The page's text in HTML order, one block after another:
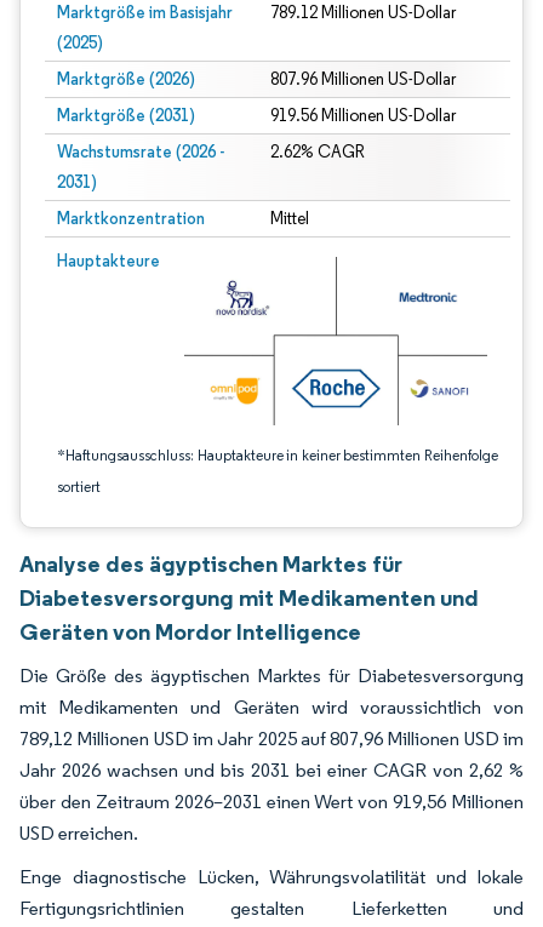
Marktgröße im Basisjahr
(2025)
789.12 Millionen US-Dollar
Marktgröße (2026) 807.96 Millionen US-Dollar
Marktgröße (2031) 919.56 Millionen US-Dollar
Wachstumsrate (2026 -
2031)
2.62% CAGR
Marktkonzentration Mittel
Hauptakteure
*Haftungsausschluss: Hauptakteure in keiner bestimmten Reihenfolge
sortiert
Bild © Mordor Intelligence. Wiederverwendung erfordert Namensnennung
Analyse des ägyptischen Marktes für
Diabetesversorgung mit Medikamenten und
Geräten von Mordor Intelligence
Die Größe des ägyptischen Marktes für Diabetesversorgung
mit Medikamenten und Geräten wird voraussichtlich von
789,12 Millionen USD im Jahr 2025 auf 807,96 Millionen USD im
Jahr 2026 wachsen und bis 2031 bei einer CAGR von 2,62 %
über den Zeitraum 2026–2031 einen Wert von 919,56 Millionen
USD erreichen.
Enge diagnostische Lücken, Währungsvolatilität und lokale
Fertigungsrichtlinien gestalten Lieferketten und